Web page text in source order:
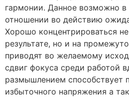
гармонии. Данное возможно в
отношении во действию
Хорошо концентрироваться
результате, но и на
приводят во желаемому
сдвиг фокуса среди работой
размышлением способствует
избыточного напряжения а